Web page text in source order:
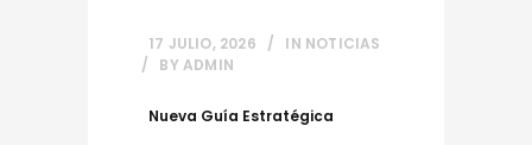
17 JULIO, 2026 IN NOTICIAS
BY ADMIN
Nueva Guía Estratégica